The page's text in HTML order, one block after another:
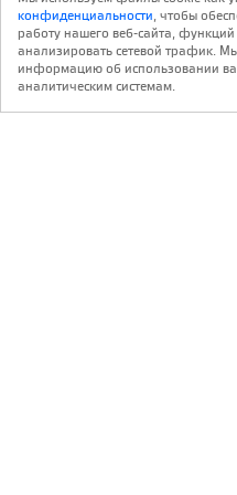
с 20
конфиденциальности, чтобы
работу нашего веб-сайта, функций
анализировать сетевой трафик.
информацию об использовании
аналитическим системам.